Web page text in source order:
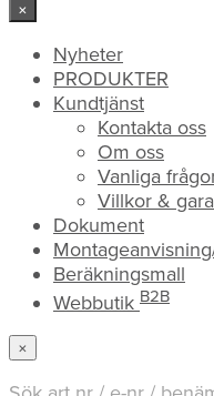
×
Nyheter
PRODUKTER
Kundtjänst
Kontakta oss
Om oss
Vanliga
Villkor &
Dokument
Beräkningsmall
Webbutik B2B
×